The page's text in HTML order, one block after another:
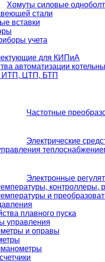
Хомуты силовые
стали
вставки
учета
для КИПиА
автоматизации
ИТП, ЦТП, БТП
Частотные
Электрические
Электронные
контроллеры,
и
плавного пуска
управления
и оправы